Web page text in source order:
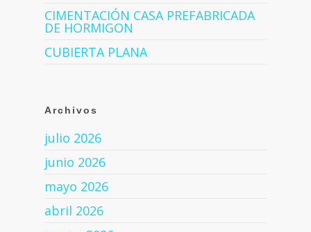
CIMENTACIÓN CASA PREFABRICADA
DE HORMIGON
CUBIERTA PLANA
Archivos
julio 2026
junio 2026
mayo 2026
abril 2026